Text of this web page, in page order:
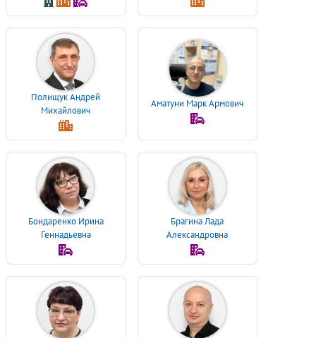
Полищук Андрей
Михайлович
Аматуни Марк Армович
Бондаренко Ирина
Геннадьевна
Брагина Лада
Александровна